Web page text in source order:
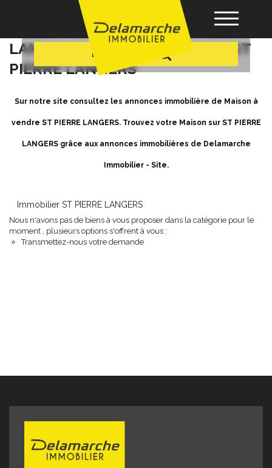
Acheter
Vendre
Nos agences
Recherche
Achat / Vente Maison ST PIERRE
LANGERS - Maison a vendre à ST
PIERRE LANGERS
Sur notre site consultez les annonces immobilière de Maison à
vendre ST PIERRE LANGERS. Trouvez votre Maison sur ST PIERRE
LANGERS grâce aux annonces immobilières de Delamarche
Immobilier - Site.
Immobilier ST PIERRE LANGERS
Nous n'avons pas de biens à vous proposer dans la catégorie pour le
moment , plusieurs options s'offrent à vous :
Transmettez-nous votre demande